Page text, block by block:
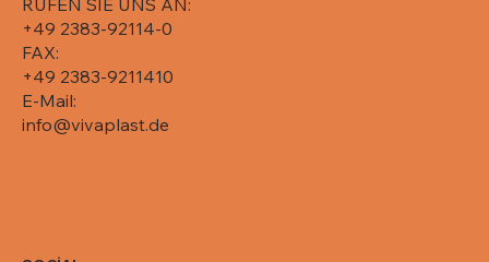
+49 2383-92114-0
FAX:
+49 2383-9211410
E-Mail:
info@vivaplast.de